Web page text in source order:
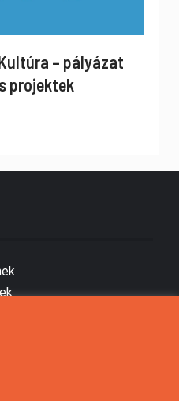
– pályázat
projektek